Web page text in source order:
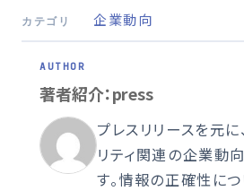
カテゴリ 企業動向
著者紹介：press
プレスリリースを元
リティ関連の企業動
す。情報の正確性に